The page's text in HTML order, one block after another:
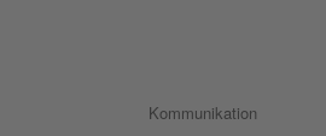
Kommunikation